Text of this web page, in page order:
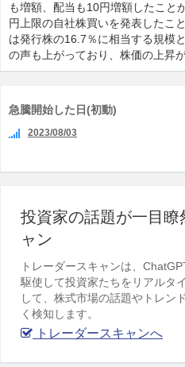
も増額、配当も10円増額したこと
円上限の自社株買いを発表したこ
は発行株の16.7％に相当する規模
の声も上がっており、株価の上昇
急騰開始した日(初動)
2023/08/03
投資家の話題が一目瞭
ャン
トレーダースキャンは、
駆使して投資家たちをリアルタ
して、株式市場の話題やトレン
く検知します。
トレーダースキャンへ